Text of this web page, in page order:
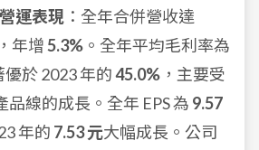
運表現 ：全年合併營收達
，年增5.3% 。全年平均毛利率為
優於 2023 年的45.0% ，主要受
品線的成長。全年 EPS 為 9.57
年的 7.53 元大幅成長。公司